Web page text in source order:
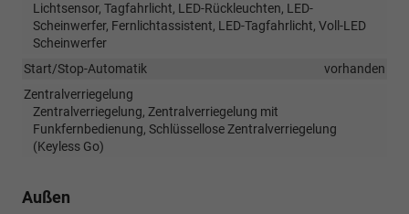
Lichtsensor, Tagfahrlicht, LED-Rückleuchten, LED-
Scheinwerfer, Fernlichtassistent, LED-Tagfahrlicht, Voll-LED
Scheinwerfer
Start/Stop-Automatik
vorhanden
Zentralverriegelung
Zentralverriegelung, Zentralverriegelung mit
Funkfernbedienung, Schlüssellose Zentralverriegelung
(Keyless Go)
Außen